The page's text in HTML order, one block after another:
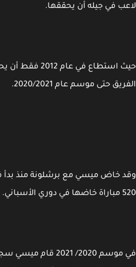
في جيله أن يحققها.
حتى موسم عام 2020/2021.
خاض ميسي مع برشلونة منذ بدأ في